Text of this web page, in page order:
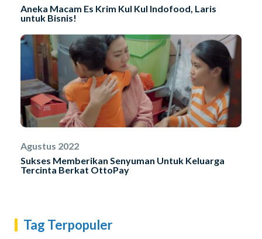
Aneka Macam Es Krim Kul Kul Indofood, Laris
untuk Bisnis!
Agustus 2022
Sukses Memberikan Senyuman Untuk Keluarga
Tercinta Berkat OttoPay
Tag Terpopuler